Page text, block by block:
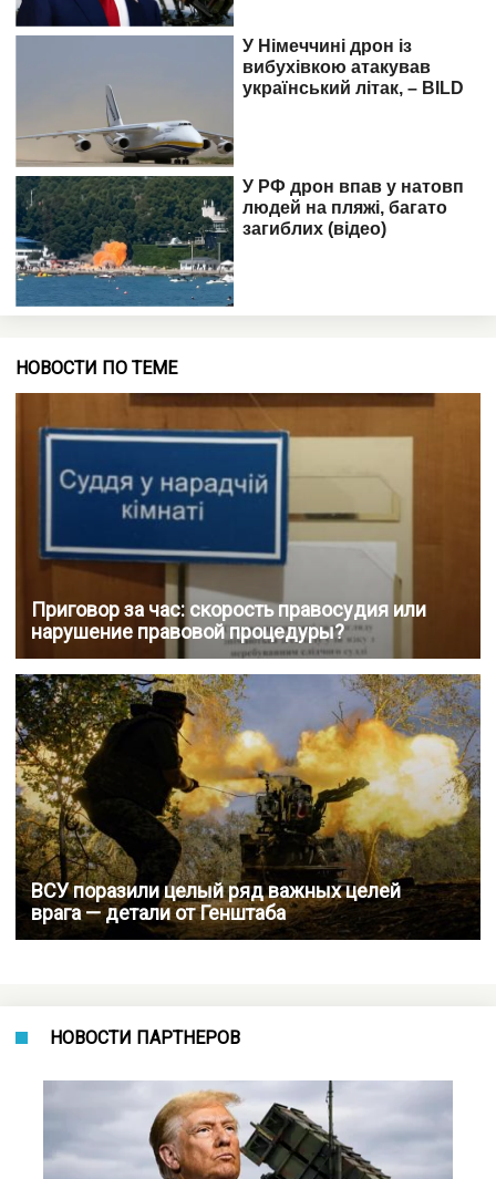
НОВОСТИ ПО ТЕМЕ
Приговор за час: скорость правосудия или
нарушение правовой процедуры?
ВСУ поразили целый ряд важных целей
врага — детали от Генштаба
НОВОСТИ ПАРТНЕРОВ